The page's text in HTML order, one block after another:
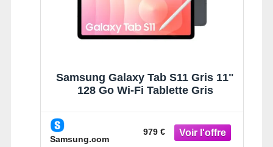
Samsung Galaxy Tab S11 Gris 11"
128 Go Wi-Fi Tablette Gris
Samsung.com
979 €